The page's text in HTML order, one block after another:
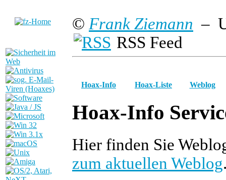
© Frank Ziemann –
RSS Feed
Hoax-Info Hoax-Liste Weblog
Hoax-Info
Hier finden Sie
zum aktuellen Weblog